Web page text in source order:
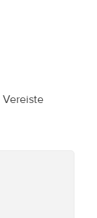
Vereiste